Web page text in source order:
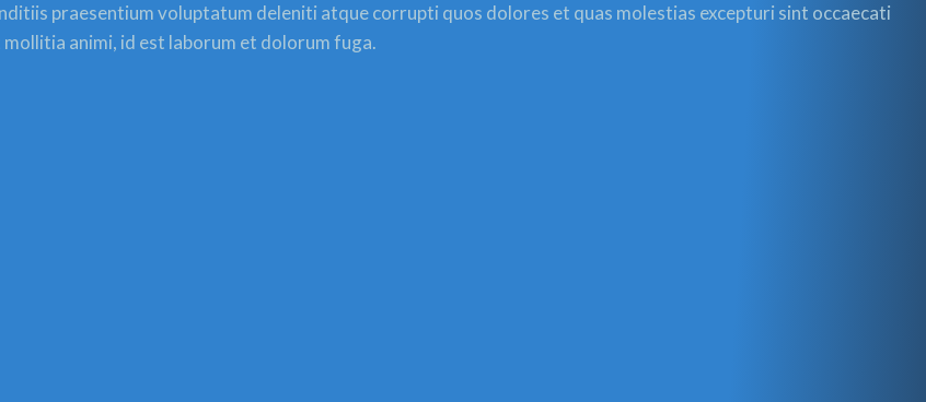
praesentium voluptatum deleniti atque corrupti quos dolores et quas molestias excepturi sint occaecati
animi, id est laborum et dolorum fuga.